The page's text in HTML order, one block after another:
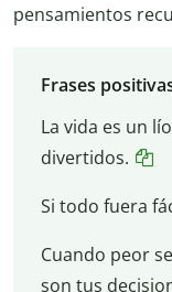
pensamientos
Frases
La vida es un
divertidos.
Si todo fuera
Cuando peor
son tus